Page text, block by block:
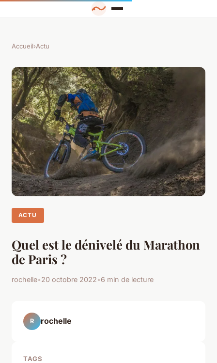
Accueil›Actu
ACTU
Quel est le dénivelé du Marathon
de Paris ?
rochelle•20 octobre 2022•6 min de lecture
R rochelle
TAGS